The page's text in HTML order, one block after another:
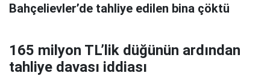
Bahçelievler’de tahliye edilen bina çöktü
165 milyon TL’lik düğünün ardından
tahliye davası iddiası